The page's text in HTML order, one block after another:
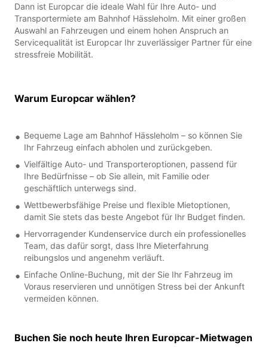
Dann ist Europcar die ideale Wahl für Ihre Auto- und
Transportermiete am Bahnhof Hässleholm. Mit einer großen
Auswahl an Fahrzeugen und einem hohen Anspruch an
Servicequalität ist Europcar Ihr zuverlässiger Partner für eine
stressfreie Mobilität.
Warum Europcar wählen?
Bequeme Lage am Bahnhof Hässleholm – so können Sie
Ihr Fahrzeug einfach abholen und zurückgeben.
Vielfältige Auto- und Transporteroptionen, passend für
Ihre Bedürfnisse – ob Sie allein, mit Familie oder
geschäftlich unterwegs sind.
Wettbewerbsfähige Preise und flexible Mietoptionen,
damit Sie stets das beste Angebot für Ihr Budget finden.
Hervorragender Kundenservice durch ein professionelles
Team, das dafür sorgt, dass Ihre Mieterfahrung
reibungslos und angenehm verläuft.
Einfache Online-Buchung, mit der Sie Ihr Fahrzeug im
Voraus reservieren und unnötigen Stress bei der Ankunft
vermeiden können.
Buchen Sie noch heute Ihren Europcar-Mietwagen